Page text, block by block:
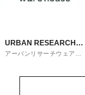
URBAN RESEARCH
ware house
アーバンリサーチウェアハ